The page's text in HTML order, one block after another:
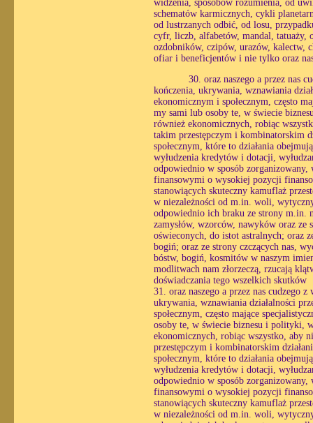
widzenia, sposobów rozumienia, od
schematów karmicznych, cykli
od lustrzanych odbić, od losu,
cyfr, liczb, alfabetów, mandal, tatuaży,
ozdobników, czipów, urazów,
ofiar i beneficjentów i nie tylko oraz
30. oraz naszego a przez nas
kończenia, ukrywania, wznawiania
ekonomicznym i społecznym, często
my sami lub osoby te, w świecie
również ekonomicznych, robiąc
takim przestępczym i kombinatorskim
społecznym, które to działania
wyłudzenia kredytów i dotacji,
odpowiednio w sposób
finansowymi o wysokiej pozycji
stanowiących skuteczny kamuflaż
w niezależności od m.in. woli,
odpowiednio ich braku ze strony m.in.
zamysłów, wzorców, nawyków oraz
oświeconych, do istot astralnych; oraz
bogiń; oraz ze strony czczących nas,
bóstw, bogiń, kosmitów w naszym
modlitwach nam złorzeczą, rzucają
doświadczania tego wszelkich skutków
31. oraz naszego a przez nas cudzego
ukrywania, wznawiania działalności
społecznym, często mające
osoby te, w świecie biznesu i polityki,
ekonomicznych, robiąc wszystko, aby
przestępczym i kombinatorskim
społecznym, które to działania
wyłudzenia kredytów i dotacji,
odpowiednio w sposób
finansowymi o wysokiej pozycji
stanowiących skuteczny kamuflaż
w niezależności od m.in. woli,